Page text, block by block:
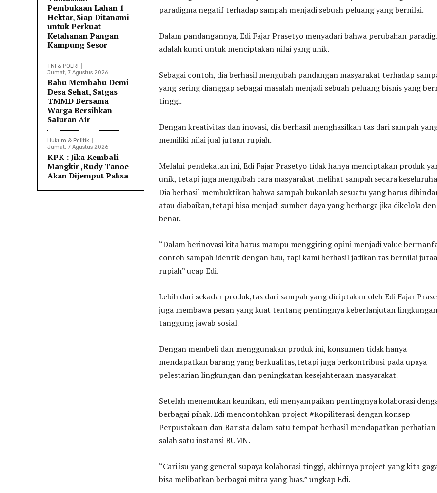
Pembukaan Lahan 1
Hektar, Siap Ditanami
untuk Perkuat
Ketahanan Pangan
Kampung Sesor
TNI & POLRI
Jumat, 7 Agustus 2026
Bahu Membahu Demi
Desa Sehat, Satgas
TMMD Bersama
Warga Bersihkan
Saluran Air
Hukum & Politik
Jumat, 7 Agustus 2026
KPK : Jika Kembali
Mangkir ,Rudy Tanoe
Akan Dijemput Paksa
paradigma negatif terhadap sampah menjadi sebuah peluang yang bernilai.
Dalam pandangannya, Edi Fajar Prasetyo menyadari bahwa perubahan
adalah kunci untuk menciptakan nilai yang unik.
Sebagai contoh, dia berhasil mengubah pandangan masyarakat terhadap
yang sering dianggap sebagai masalah menjadi sebuah peluang bisnis yang
tinggi.
Dengan kreativitas dan inovasi, dia berhasil menghasilkan tas dari sampah
memiliki nilai jual jutaan rupiah.
Melalui pendekatan ini, Edi Fajar Prasetyo tidak hanya menciptakan produk
unik, tetapi juga mengubah cara masyarakat melihat sampah secara
Dia berhasil membuktikan bahwa sampah bukanlah sesuatu yang harus
atau diabaikan,tetapi bisa menjadi sumber daya yang berharga jika dikelola
benar.
“Dalam berinovasi kita harus mampu menggiring opini menjadi value
contoh sampah identik dengan bau, tapi kami berhasil jadikan tas bernilai
rupiah” ucap Edi.
Lebih dari sekadar produk,tas dari sampah yang diciptakan oleh Edi Fajar
juga membawa pesan yang kuat tentang pentingnya keberlanjutan
tanggung jawab sosial.
Dengan membeli dan menggunakan produk ini, konsumen tidak hanya
mendapatkan barang yang berkualitas,tetapi juga berkontribusi pada upaya
pelestarian lingkungan dan peningkatan kesejahteraan masyarakat.
Setelah menemukan keunikan, edi menyampaikan pentingnya kolaborasi
berbagai pihak. Edi mencontohkan project #Kopiliterasi dengan konsep
Perpustakaan dan Barista dalam satu tempat berhasil mendapatkan
salah satu instansi BUMN.
“Cari isu yang general supaya kolaborasi tinggi, akhirnya project yang kita
bisa melibatkan berbagai mitra yang luas.” ungkap Edi.